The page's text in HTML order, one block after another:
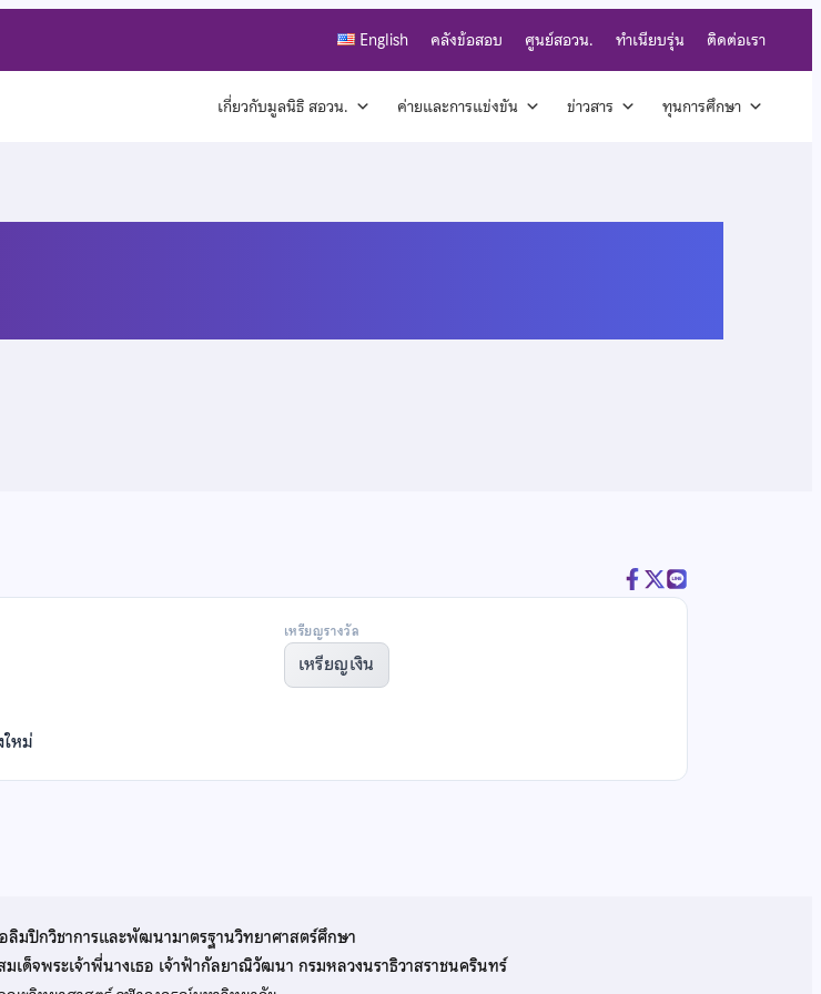
English คลังข้อสอบ ศูนย์สอวน. ทำเนียบรุ่น ติดต่อเรา
เกี่ยวกับมูลนิธิ สอวน. ค่ายและการแข่งขัน ข่าวสาร ทุนการศึกษา
เหรียญรางวัล
เหรียญเงิน
หม่
ลิมปิกวิชาการและพัฒนามาตรฐานวิทยาศาสตร์ศึกษา
เด็จพระเจ้าพี่นางเธอ เจ้าฟ้ากัลยาณิวัฒนา กรมหลวงนราธิวาสราชนครินทร์